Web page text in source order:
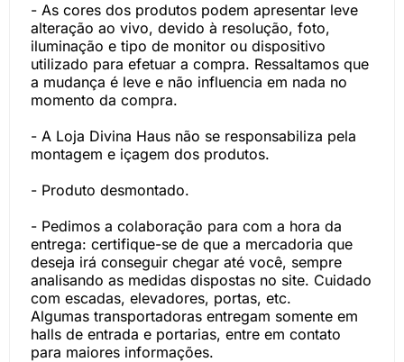
- As cores dos produtos podem apresentar leve
alteração ao vivo, devido à resolução, foto,
iluminação e tipo de monitor ou dispositivo
utilizado para efetuar a compra. Ressaltamos que
a mudança é leve e não influencia em nada no
momento da compra.
- A Loja Divina Haus não se responsabiliza pela
montagem e içagem dos produtos.
- Produto desmontado.
- Pedimos a colaboração para com a hora da
entrega: certifique-se de que a mercadoria que
deseja irá conseguir chegar até você, sempre
analisando as medidas dispostas no site. Cuidado
com escadas, elevadores, portas, etc.
Algumas transportadoras entregam somente em
halls de entrada e portarias, entre em contato
para maiores informações.